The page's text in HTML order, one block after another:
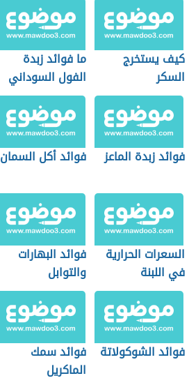
كيف يستخرج
السكر
ما فوائد زبدة
الفول السوداني
فوائد زبدة الماعز فوائد أكل السمان
السعرات الحرارية
في اللبنة
فوائد البهارات
والتوابل
فوائد الشوكولاتة
فوائد سمك
الماكريل